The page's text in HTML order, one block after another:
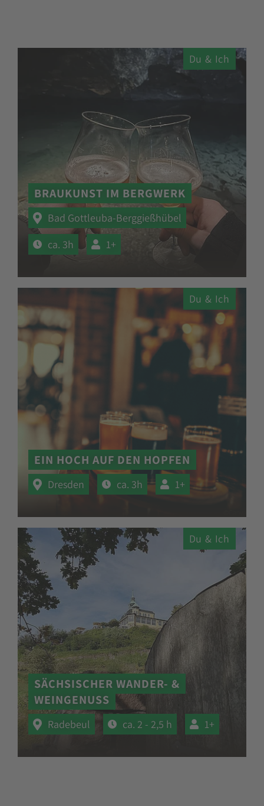
Du & Ich
BRAUKUNST IM BERGWERK
Bad Gottleuba-Berggießhübel
ca. 3h
1+
Du & Ich
EIN HOCH AUF DEN HOPFEN
Dresden ca. 3h 1+
Du & Ich
SÄCHSISCHER WANDER- &
WEINGENUSS
Radebeul ca. 2 - 2,5 h 1+